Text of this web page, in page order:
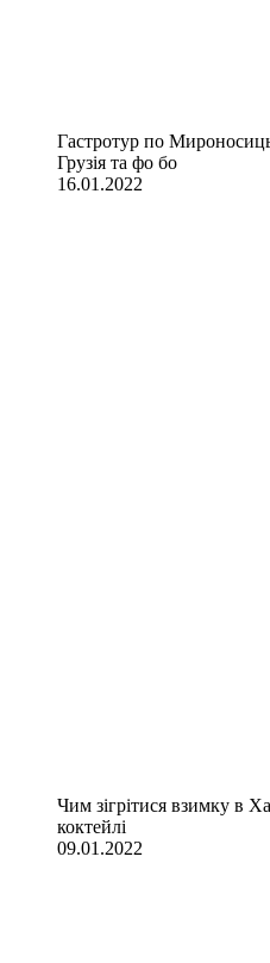
Гастротур по
Грузія та фо бо
16.01.2022
Чим зігрітися взимку в
коктейлі
09.01.2022